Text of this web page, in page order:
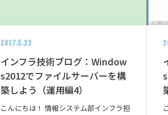
2017.5.22
インフラ技術ブログ：Window
s2012でファイルサーバーを構
築しよう（運用編4）
こんにちは！ 情報システム部インフラ担